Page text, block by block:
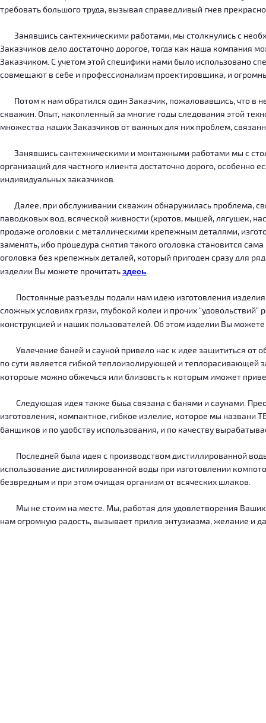
требовать большого труда, вызывая справедливый гнев
Занявшись сантехническими работами, мы столкнулись с
Заказчиков дело достаточно дорогое, тогда как наша компания
Заказчиком. С учетом этой специфики нами было использовано
совмещают в себе и профессионализм проектировщика, и
Потом к нам обратился один Заказчик, пожаловавшись, что в
скважин. Опыт, накопленный за многие годы следования этой
множества наших Заказчиков от важных для них проблем,
Занявшись сантехническими и монтажными работами мы с
организаций для частного клиента достаточно дорого, особенно
индивидуальных заказчиков.
Далее, при обслуживании скважин обнаружилась проблема,
паводковых вод, всяческой живности (кротов, мышей, лягушек,
продаже оголовки с металлическими крепежным деталями,
заменять, ибо процедура снятия такого оголовка становится
оголовка без крепежных деталей, который пригоден сразу для
изделии Вы можете прочитатьздесь.
Постоянные разъезды подали нам идею изготовления
сложных условиях грязи, глубокой колеи и прочих
конструкцией и наших пользователей. Об этом изделии Вы
Увлечение баней и сауной привело нас к идее защититься от
по сути является гибкой теплоизолирующей и теплорасивающей
котороые можно обжечься или близовсть к которым иможет
Следующая идея также быьа связана с банями и саунами.
изготовления, компактное, гибкое излелие, которое мы
банщиков и по удобству использования, и по качеству
Последней была идея с производством дистиллированной
использование дистиллированной воды при изготовлении
безвредным и при этом очищая организм от всяческих шлаков.
Мы не стоим на месте. Мы, работая для удовлетворения Ваших
нам огромную радость, вызывает прилив энтузиазма, желание и